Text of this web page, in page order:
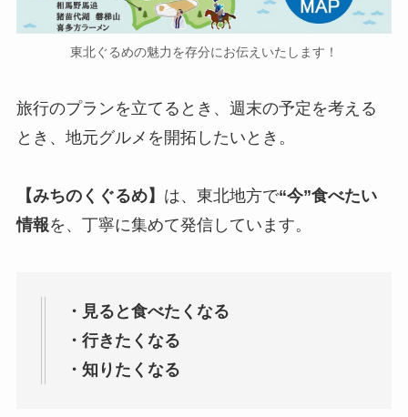
東北ぐるめの魅力を存分にお伝えいたします！
旅行のプランを立てるとき、週末の予定を考える
とき、地元グルメを開拓したいとき。
【みちのくぐるめ】 は、東北地方で“今”食べたい
情報を、丁寧に集めて発信しています。
・見ると食べたくなる
・行きたくなる
・知りたくなる